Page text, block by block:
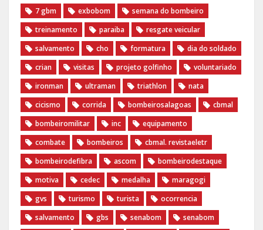
7 gbm
exbobom
semana do bombeiro
treinamento
paraiba
resgate veicular
salvamento
cho formatura
dia do soldado
crian
visitas projeto golfinho
voluntariado
ironman
ultraman triathlon
nata
cicismo
corrida bombeirosalagoas
cbmal
bombeiromilitar
inc
equipamento
combate
bombeiros
cbmal. revistaeletr
bombeirodefibra
ascom
bombeirodestaque
motiva
cedec medalha
maragogi
gvs
turismo turista
ocorrencia
salvamento
gbs senabom
senabom